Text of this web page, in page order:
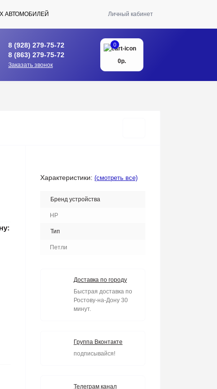
АВТОМОБИЛЕЙ Личный кабинет
8 (928) 279-75-72
8 (863) 279-75-72
Заказать звонок
0
0р.
Характеристики: (смотреть все)
Бренд устройства
HP
Тип
Петли
Доставка по городу
Быстрая доставка по
Ростову-на-Дону 30
минут.
Группа Вконтакте
подписывайся!
Телеграм канал